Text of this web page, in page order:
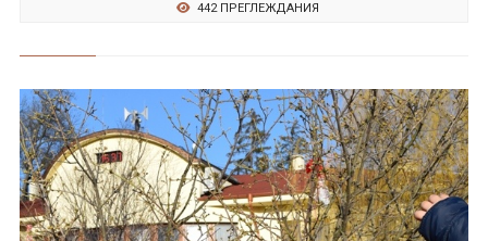
442 ПРЕГЛЕЖДАНИЯ